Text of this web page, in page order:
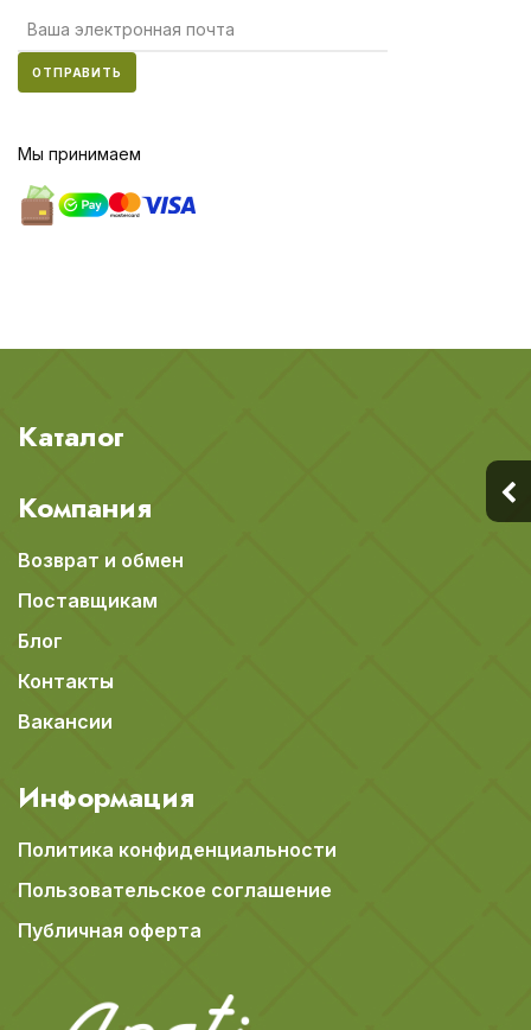
ОТПРАВИТЬ
Мы принимаем
Каталог
Компания
Возврат и обмен
Поставщикам
Блог
Контакты
Вакансии
Информация
Политика конфиденциальности
Пользовательское соглашение
Публичная оферта